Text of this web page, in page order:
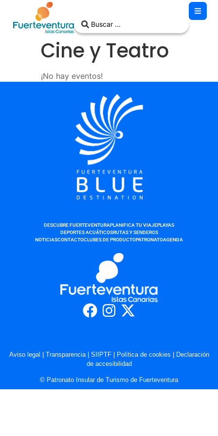
Cine y Teatro
¡No hay eventos!
DESCUBRE FUERTEVENTURAPLANIFICA TU VIAJEPLAYAS
DEPORTES ACUÁTICOSRUTAS Y SENDEROS
NOTICIASCONTACTOCLUBES DE PRODUCTOPATRONATOAGENDA
Aviso legal Transparencia| SIIPTF| Política de cookies
Declaración
de accesibilidad
© Patronato Insular de Turismo de Fuerteventura